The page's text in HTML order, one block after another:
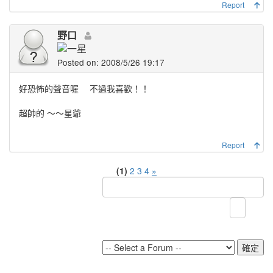
Report
野口
Posted on: 2008/5/26 19:17
好恐怖的聲音喔
不過我喜歡！！
超帥的 ～～星爺
Report
(1) 2 3 4 »